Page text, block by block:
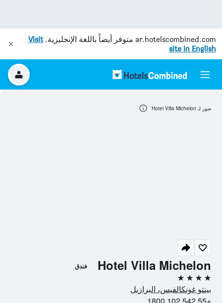
ar.hotelscombined.com متوفر أيضاً باللغة الإنجليزية.Visit
site in English
Hotel Villa Michelon فندق
4 نجوم
بينتو غونكالفيس، البرازيل
صور لـ Hotel Villa Michelon